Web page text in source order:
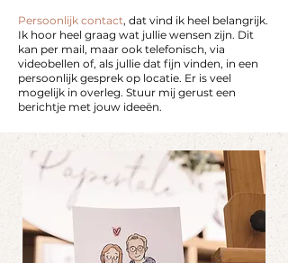
Persoonlijk contact, dat vind ik heel belangrijk.
Ik hoor heel graag wat jullie wensen zijn. Dit
kan per mail, maar ook telefonisch, via
videobellen of, als jullie dat fijn vinden, in een
persoonlijk gesprek op locatie. Er is veel
mogelijk in overleg. Stuur mij gerust een
berichtje met jouw ideeën.